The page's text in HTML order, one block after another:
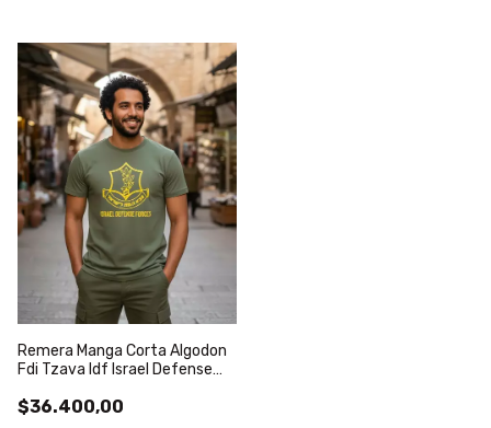
Remera Manga Corta Algodon
Fdi Tzava Idf Israel Defense
$36.400,00